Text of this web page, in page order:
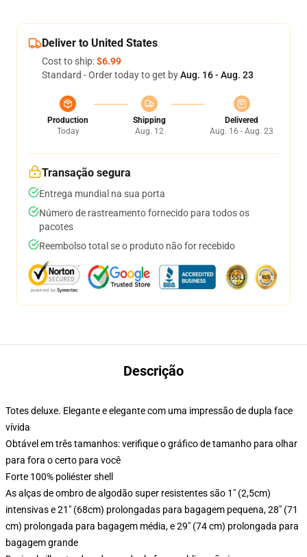
Deliver to United States
Cost to ship:$6.99
Standard - Order today to get byAug. 16 - Aug. 23
Production
Today
Shipping
Aug. 12
Delivered
Aug. 16 - Aug. 23
Transação segura
Entrega mundial na sua porta
Número de rastreamento fornecido para todos os
pacotes
Reembolso total se o produto não for recebido
Descrição
Totes deluxe. Elegante e elegante com uma impressão de dupla face
vívida
Obtável em três tamanhos: verifique o gráfico de tamanho para olhar
para fora o certo para você
Forte 100% poliéster shell
As alças de ombro de algodão super resistentes são 1" (2,5cm)
intensivas e 21" (68cm) prolongadas para bagagem pequena, 28" (71
cm) prolongada para bagagem média, e 29" (74 cm) prolongada para
bagagem grande